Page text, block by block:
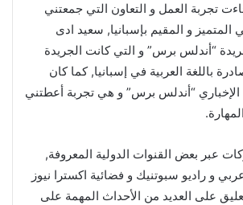
تجربة العمل و التعاون التي جمعتني
المتميز و المقيم بإسبانيا, سعيد ادى
“أندلس برس” و التي كانت الجريدة
باللغة العربية في إسبانيا, كما كان
الإخباري “أندلس برس” و هي تجربة أعطتني
عبر بعض القنوات الدولية المعروفة,
و راديو سبوتنيك و فضائية اكسترا نيوز
على العديد من الأحداث المهمة على